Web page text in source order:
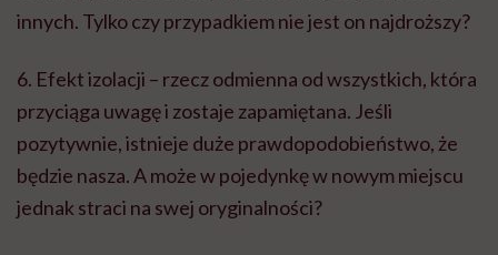
innych. Tylko czy przypadkiem nie jest on najdroższy?
6. Efekt izolacji – rzecz odmienna od wszystkich, która
przyciąga uwagę i zostaje zapamiętana. Jeśli
pozytywnie, istnieje duże prawdopodobieństwo, że
będzie nasza. A może w pojedynkę w nowym miejscu
jednak straci na swej oryginalności?